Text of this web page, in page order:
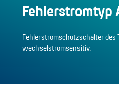
Fehlerstromtyp
Fehlerstromschutzschalter des
wechselstromsensitiv.